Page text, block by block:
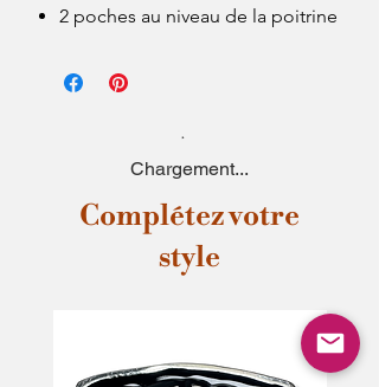
2 poches au niveau de la poitrine
Chargement...
Complétez votre
style